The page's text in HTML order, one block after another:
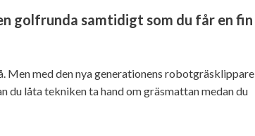
golfrunda samtidigt som du får en fin
Men med den nya generationens robotgräsklippare
du låta tekniken ta hand om gräsmattan medan du